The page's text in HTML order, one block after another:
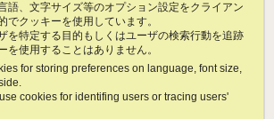
語、文字サイズ等のオプション設定をクライアン
でクッキーを使用しています。
を特定する目的もしくはユーザの検索行動を追跡
を使用することはありません。
for storing preferences on language, font size,
cookies for identifing users or tracing users'